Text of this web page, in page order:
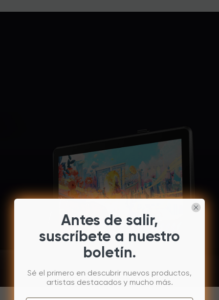
Antes de salir,
suscríbete a nuestro
boletín.
Sé el primero en descubrir nuevos productos,
artistas destacados y mucho más.